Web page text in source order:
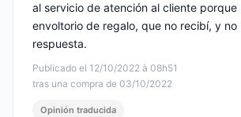
Publicado el 12/10/2022 à 08h51
tras una compra de 03/10/2022
al servicio de atención al cliente
envoltorio de regalo, que no recibí, y no
respuesta.
Opinión traducida